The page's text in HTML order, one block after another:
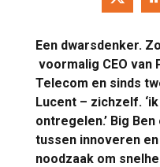
Een dwarsdenker.
voormalig CEO van
Telecom en sinds
Lucent – zichzelf.
ontregelen.’ Big
tussen innoveren
noodzaak om